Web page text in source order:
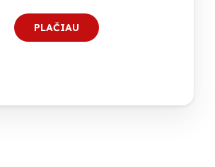
PLAČIAU